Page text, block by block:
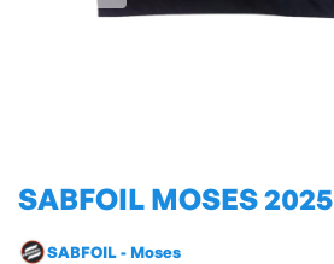
SABFOIL MOSES 2025
SABFOIL - Moses